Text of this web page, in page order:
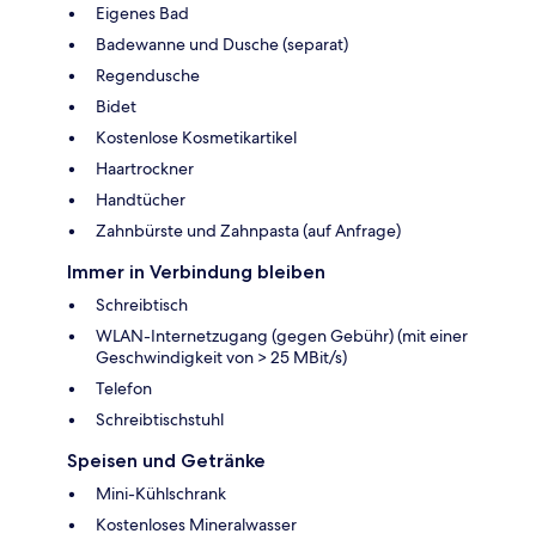
Eigenes Bad
Badewanne und Dusche (separat)
Regendusche
Bidet
Kostenlose Kosmetikartikel
Haartrockner
Handtücher
Zahnbürste und Zahnpasta (auf Anfrage)
Immer in Verbindung bleiben
Schreibtisch
WLAN-Internetzugang (gegen Gebühr) (mit einer
Geschwindigkeit von > 25 MBit/s)
Telefon
Schreibtischstuhl
Speisen und Getränke
Mini-Kühlschrank
Kostenloses Mineralwasser